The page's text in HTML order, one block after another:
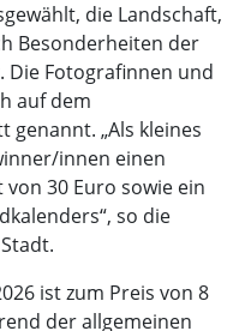
die Landschaft,
Besonderheiten der
Die Fotografinnen und
auf dem
„Als kleines
innen einen
30 Euro sowie ein
so die
ist zum Preis von 8
der allgemeinen